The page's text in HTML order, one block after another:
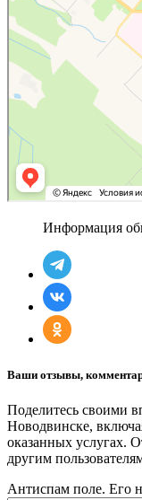
Информация
Ваши отзывы,
Поделитесь своими
Новодвинске,
оказанных услугах.
другим
Антиспам поле. Его